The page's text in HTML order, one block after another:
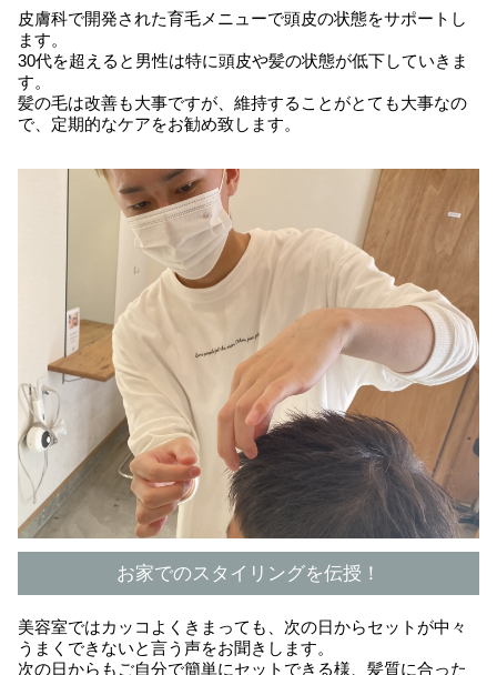
皮膚科で開発された育毛メニューで頭皮の状態をサポートし
ます。
30代を超えると男性は特に頭皮や髪の状態が低下していきま
す。
髪の毛は改善も大事ですが、維持することがとても大事なの
で、定期的なケアをお勧め致します。
お家でのスタイリングを伝授！
美容室ではカッコよくきまっても、次の日からセットが中々
うまくできないと言う声をお聞きします。
次の日からもご自分で簡単にセットできる様、髪質に合った